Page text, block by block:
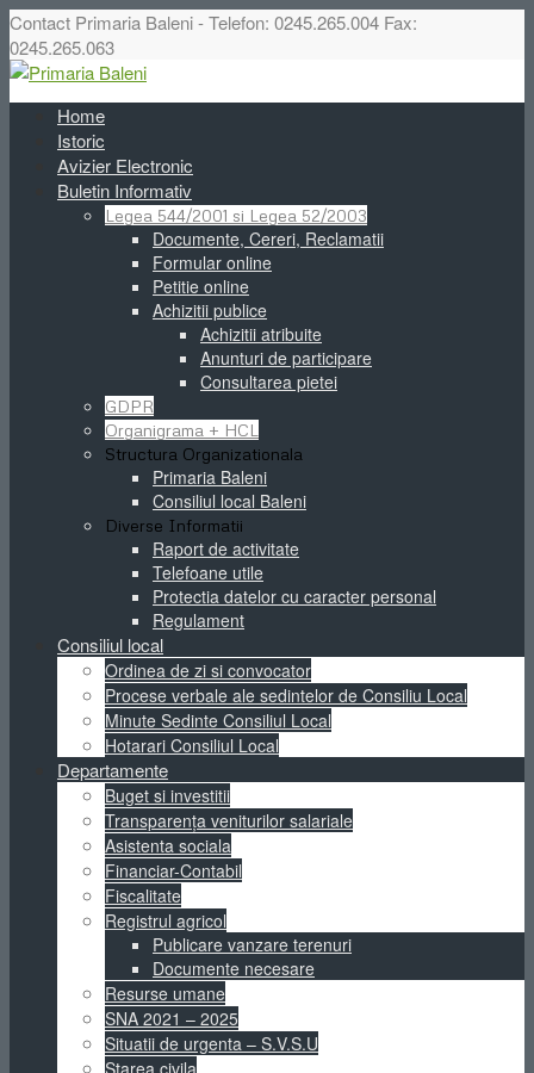
Contact Primaria Baleni - Telefon: 0245.265.004 Fax:
0245.265.063
Home
Istoric
Avizier Electronic
Buletin Informativ
Legea 544/2001 si Legea 52/2003
Documente, Cereri, Reclamatii
Formular online
Petitie online
Achizitii publice
Achizitii atribuite
Anunturi de participare
Consultarea pietei
GDPR
Organigrama + HCL
Structura Organizationala
Primaria Baleni
Consiliul local Baleni
Diverse Informatii
Raport de activitate
Telefoane utile
Protectia datelor cu caracter personal
Regulament
Consiliul local
Ordinea de zi si convocator
Procese verbale ale sedintelor de Consiliu Local
Minute Sedinte Consiliul Local
Hotarari Consiliul Local
Departamente
Buget si investitii
Transparența veniturilor salariale
Asistenta sociala
Financiar-Contabil
Fiscalitate
Registrul agricol
Publicare vanzare terenuri
Documente necesare
Resurse umane
SNA 2021 – 2025
Situatii de urgenta – S.V.S.U
Starea civila